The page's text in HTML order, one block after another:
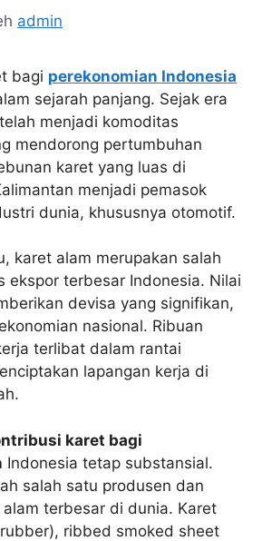
admin
bagi perekonomian Indonesia
sejarah panjang. Sejak era
menjadi komoditas
mendorong pertumbuhan
karet yang luas di
menjadi pemasok
dunia, khususnya otomotif.
karet alam merupakan salah
ekspor terbesar Indonesia. Nilai
devisa yang signifikan,
nasional. Ribuan
terlibat dalam rantai
lapangan kerja di
karet bagi
Indonesia tetap substansial.
salah satu produsen dan
terbesar di dunia. Karet
ribbed smoked sheet